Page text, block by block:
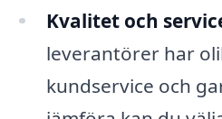
Kvalitet och
leverantörer har
kundservice och